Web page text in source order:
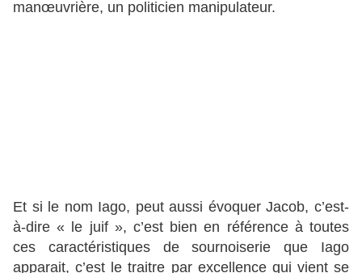
manœuvrière, un politicien manipulateur.
Et si le nom Iago, peut aussi évoquer Jacob, c’est-
à-dire « le juif », c’est bien en référence à toutes
ces caractéristiques de sournoiserie que Iago
apparait, c’est le traitre par excellence qui vient se